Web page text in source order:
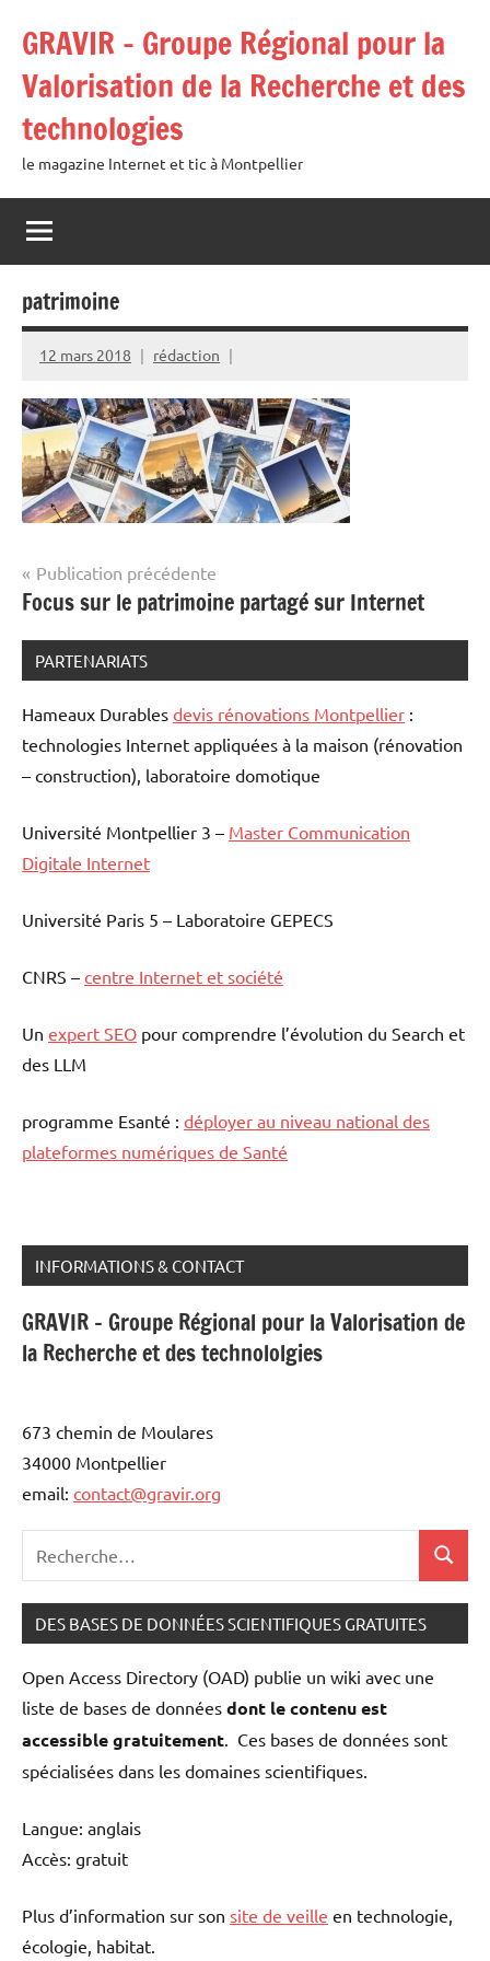
contenu
GRAVIR – Groupe Régional pour la
Valorisation de la Recherche et des
technologies
le magazine Internet et tic à Montpellier
patrimoine
12 mars 2018 rédaction
Navigation
de
l’article
Publication précédente
Focus sur le patrimoine partagé sur Internet
PARTENARIATS
Hameaux Durables devis rénovations Montpellier :
technologies Internet appliquées à la maison (rénovation
– construction), laboratoire domotique
Université Montpellier 3 – Master Communication
Digitale Internet
Université Paris 5 – Laboratoire GEPECS
CNRS – centre Internet et société
Un expert SEO pour comprendre l’évolution du Search et
des LLM
programme Esanté : déployer au niveau national des
plateformes numériques de Santé
INFORMATIONS & CONTACT
GRAVIR - Groupe Régional pour la Valorisation de
la Recherche et des technololgies
673 chemin de Moulares
34000 Montpellier
email: contact@gravir.org
:
DES BASES DE DONNÉES SCIENTIFIQUES GRATUITES
Open Access Directory (OAD) publie un wiki avec une
liste de bases de données dont le contenu est
accessible gratuitement . Ces bases de données sont
spécialisées dans les domaines scientifiques.
Langue: anglais
Accès: gratuit
Plus d’information sur son site de veille en technologie,
écologie, habitat.